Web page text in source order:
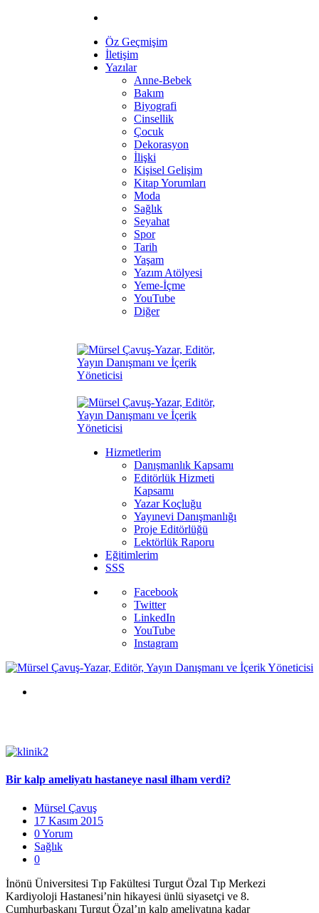
Öz Geçmişim
İletişim
Yazılar
Anne-Bebek
Bakım
Biyografi
Cinsellik
Çocuk
Dekorasyon
İlişki
Kişisel Gelişim
Kitap Yorumları
Moda
Sağlık
Seyahat
Spor
Tarih
Yaşam
Yazım Atölyesi
Yeme-İçme
YouTube
Diğer
Hizmetlerim
Danışmanlık Kapsamı
Editörlük Hizmeti
Kapsamı
Yazar Koçluğu
Yayınevi Danışmanlığı
Proje Editörlüğü
Lektörlük Raporu
Eğitimlerim
SSS
Facebook
Twitter
LinkedIn
YouTube
Instagram
Bir kalp ameliyatı hastaneye nasıl ilham verdi?
Mürsel Çavuş
17 Kasım 2015
0 Yorum
Sağlık
0
İnönü Üniversitesi Tıp Fakültesi Turgut Özal Tıp Merkezi
Kardiyoloji Hastanesi’nin hikayesi ünlü siyasetçi ve 8.
Cumhurbaşkanı Turgut Özal’ın kalp ameliyatına kadar